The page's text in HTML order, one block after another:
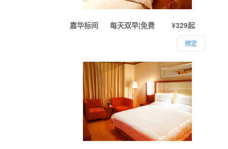
嘉华标间 ¥329起
每天双早|免费
预定